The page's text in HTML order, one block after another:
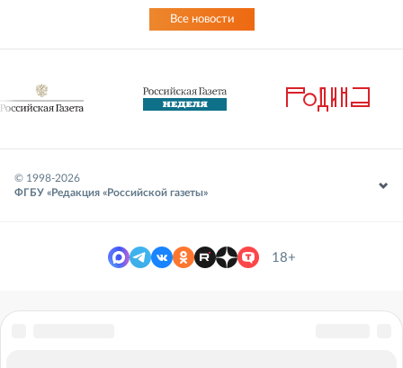
Все новости
© 1998-2026
ФГБУ «Редакция «Российской газеты»
18+